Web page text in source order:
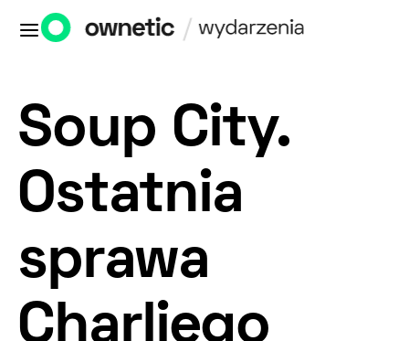
Soup City.
Ostatnia
sprawa
Charliego